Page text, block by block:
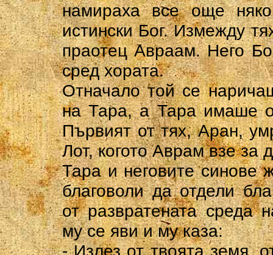
намираха все още
истински Бог. Измежду
праотец Авраам. Него
сред хората.
Отначало той се
на Тара, а Тара имаше
Първият от тях, Аран,
Лот, когото Аврам взе за
Тара и неговите синове
благоволи да отдели
от развратената среда
му се яви и му каза:
- Излез от твоята земя,